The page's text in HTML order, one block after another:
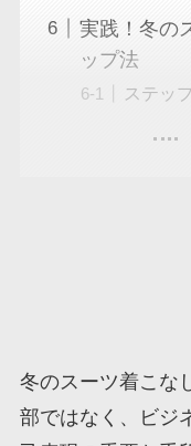
実践！冬の
ップ法
ステッ
冬のスーツ着こな
部ではなく、ビジ